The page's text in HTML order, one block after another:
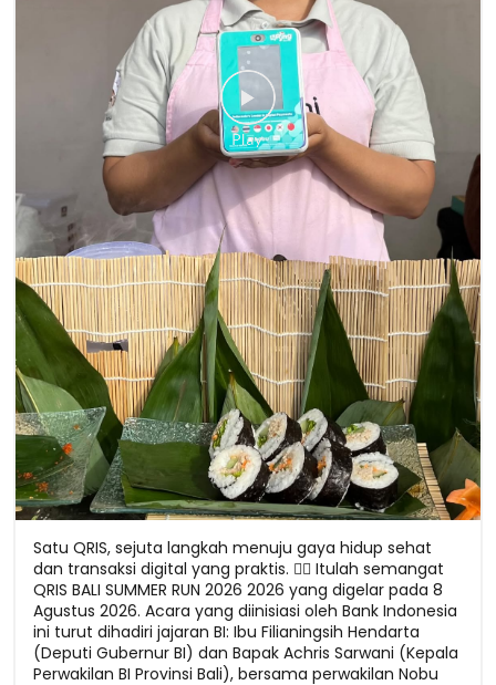
Satu QRIS, sejuta langkah menuju gaya hidup sehat
dan transaksi digital yang praktis. 🏃‍♀️ Itulah semangat
QRIS BALI SUMMER RUN 2026 2026 yang digelar pada 8
Agustus 2026. Acara yang diinisiasi oleh Bank Indonesia
ini turut dihadiri jajaran BI: Ibu Filianingsih Hendarta
(Deputi Gubernur BI) dan Bapak Achris Sarwani (Kepala
Perwakilan BI Provinsi Bali), bersama perwakilan Nobu